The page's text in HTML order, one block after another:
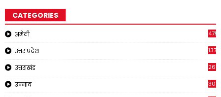
CATEGORIES
अमेठी 4751
उत्तर प्रदेश 1375
उत्तराखंड 2651
उन्नाव 308